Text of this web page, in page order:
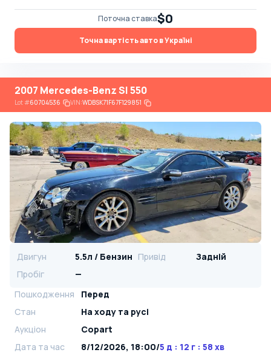
Поточна ставка$0
Точна вартість авто в Україні
2007 Mercedes-Benz Sl 550
Lot#60704536 VIN:WDBSK71F67F129851
Двигун 5.5л / Бензин Привід
Задній
Пробіг
—
Пошкодження
Перед
Стан
На ​​ходу та русі
Аукціон
Copart
Дата та час
8/12/2026, 18:00/5 д : 12 г : 58 хв